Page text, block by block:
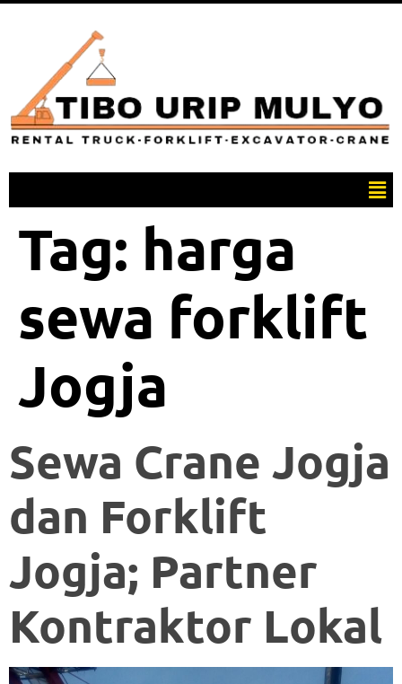
Tag: harga
sewa forklift
Jogja
Sewa Crane Jogja
dan Forklift
Jogja; Partner
Kontraktor Lokal